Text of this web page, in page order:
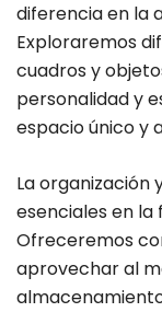
diferencia en la
Exploraremos
cuadros y
personalidad y
espacio único y
La organización
esenciales en la
Ofreceremos
aprovechar al